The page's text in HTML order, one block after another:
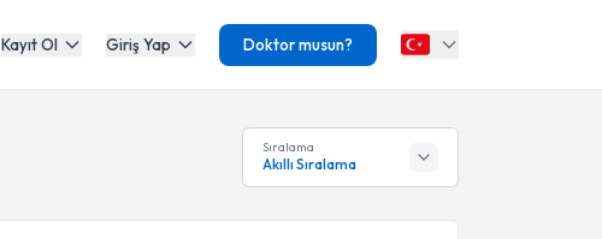
Kayıt Ol Giriş Yap Doktor musun?
Sıralama
Akıllı Sıralama